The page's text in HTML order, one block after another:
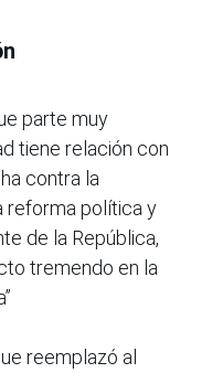
parte muy
tiene relación con
contra la
reforma política y
de la República,
tremendo en la
reemplazó al